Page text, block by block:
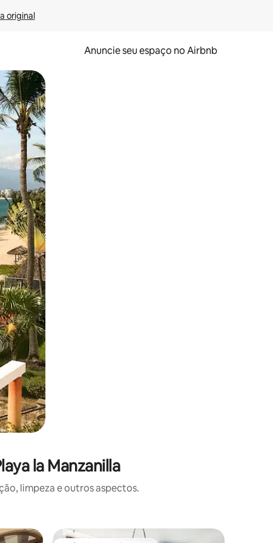
original
Anuncie seu espaço no Airbnb
o dedo na tela.
la Manzanilla
limpeza e outros aspectos.